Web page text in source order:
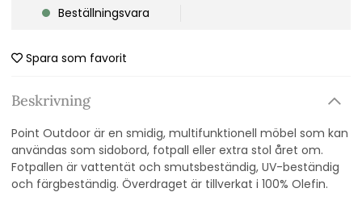
Beställningsvara
Spara som favorit
Beskrivning
Point Outdoor är en smidig, multifunktionell möbel som kan
användas som sidobord, fotpall eller extra stol året om.
Fotpallen är vattentät och smutsbeständig, UV-beständig
och färgbeständig. Överdraget är tillverkat i 100% Olefin.